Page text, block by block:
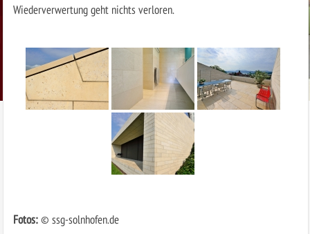
Wiederverwertung geht nichts verloren.
Fotos:© ssg-solnhofen.de